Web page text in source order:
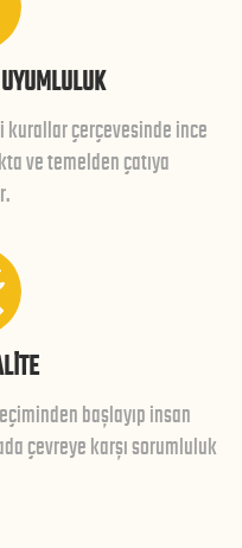
kurallar çerçevesinde ince
ve temelden çatıya
başlayıp insan
çevreye karşı sorumluluk